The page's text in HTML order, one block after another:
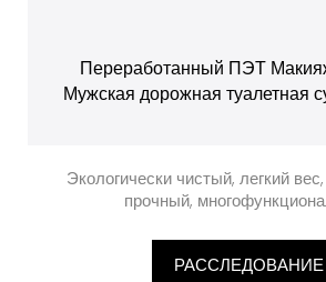
Переработанный ПЭТ
Мужская дорожная туалетная
Экологически чистый, легкий
прочный,
РАССЛЕДОВАНИЕ